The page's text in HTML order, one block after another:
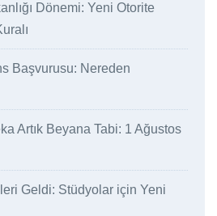
Dönemi: Yeni Otorite
Başvurusu: Nereden
Artık Beyana Tabi: 1 Ağustos
Geldi: Stüdyolar için Yeni